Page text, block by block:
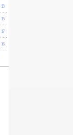
13
15
17
16